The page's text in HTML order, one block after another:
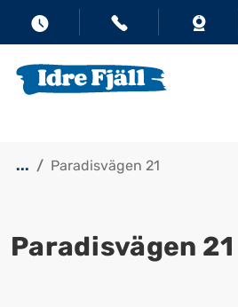
... Paradisvägen 21
Paradisvägen 21